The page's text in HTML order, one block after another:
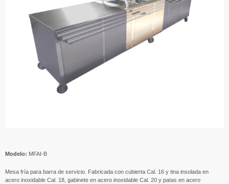
Modelo: MFAI-B
Mesa fría para barra de servicio. Fabricada con cubierta Cal. 16 y tina insolada en
acero inoxidable Cal. 18, gabinete en acero inoxidable Cal. 20 y patas en acero